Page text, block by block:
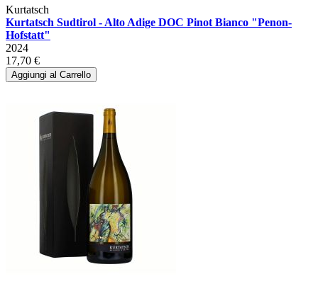
Kurtatsch
Kurtatsch Sudtirol - Alto Adige DOC Pinot Bianco "Penon-
Hofstatt"
2024
17,70 €
Aggiungi al Carrello